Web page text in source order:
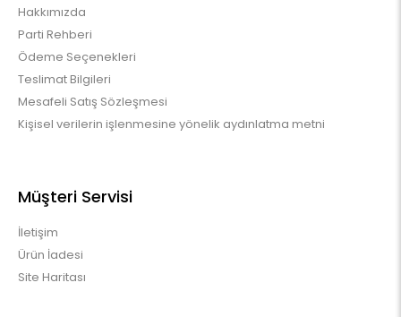
Hakkımızda
Parti Rehberi
Ödeme Seçenekleri
Teslimat Bilgileri
Mesafeli Satış Sözleşmesi
Kişisel verilerin işlenmesine yönelik aydınlatma metni
Müşteri Servisi
İletişim
Ürün İadesi
Site Haritası